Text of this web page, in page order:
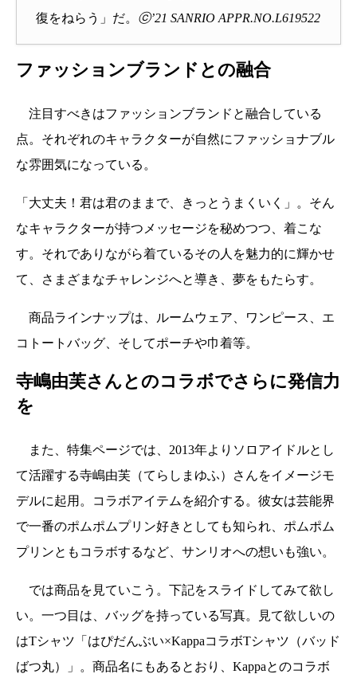
復をねらう」だ。 ⓒ’21 SANRIO APPR.NO.L619522
ファッションブランドとの融合
注目すべきはファッションブランドと融合している
点。それぞれのキャラクターが自然にファッショナブル
な雰囲気になっている。
「大丈夫！君は君のままで、きっとうまくいく」。そん
なキャラクターが持つメッセージを秘めつつ、着こな
す。それでありながら着ているその人を魅力的に輝かせ
て、さまざまなチャレンジへと導き、夢をもたらす。
商品ラインナップは、ルームウェア、ワンピース、エ
コトートバッグ、そしてポーチや巾着等。
寺嶋由芙さんとのコラボでさらに発信力
を
また、特集ページでは、2013年よりソロアイドルとし
て活躍する寺嶋由芙（てらしまゆふ）さんをイメージモ
デルに起用。コラボアイテムを紹介する。彼女は芸能界
で一番のポムポムプリン好きとしても知られ、ポムポム
プリンともコラボするなど、サンリオへの想いも強い。
では商品を見ていこう。下記をスライドしてみて欲し
い。一つ目は、バッグを持っている写真。見て欲しいの
はTシャツ「はぴだんぶい×KappaコラボTシャツ（バッド
ばつ丸）」。商品名にもあるとおり、Kappaとのコラボ